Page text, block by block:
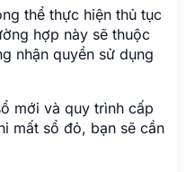
thể thực hiện thủ tục
hợp này sẽ thuộc
nhận quyền sử dụng
mới và quy trình cấp
mất sổ đỏ, bạn sẽ cần